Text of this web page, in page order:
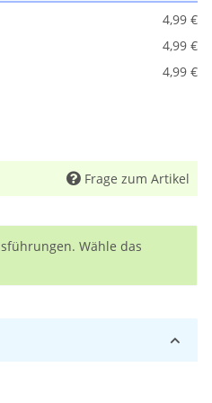
4,99 €
4,99 €
4,99 €
Frage zum Artikel
Wähle das